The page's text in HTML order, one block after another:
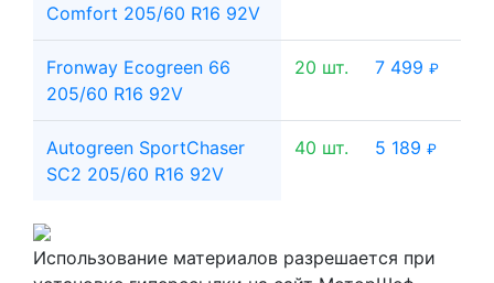
Comfort 205/60 R16 92V
Fronway Ecogreen 66
205/60 R16 92V
20 шт. 7 499 ₽
Autogreen SportChaser
SC2 205/60 R16 92V
40 шт. 5 189 ₽
Использование материалов разрешается при